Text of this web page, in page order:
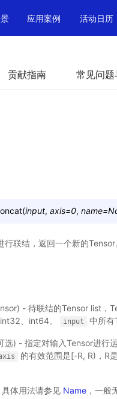
应用案例 活动日历
贡献指南 常见问
(input, axis=0, name=
行联结，返回一个新的Tensor
- 待联结的Tensor list，
、int64。
input 中所有
选) - 指定对输入Tensor进行
的有效范围是[-R, R)，R
体用法请参见 Name ，一般